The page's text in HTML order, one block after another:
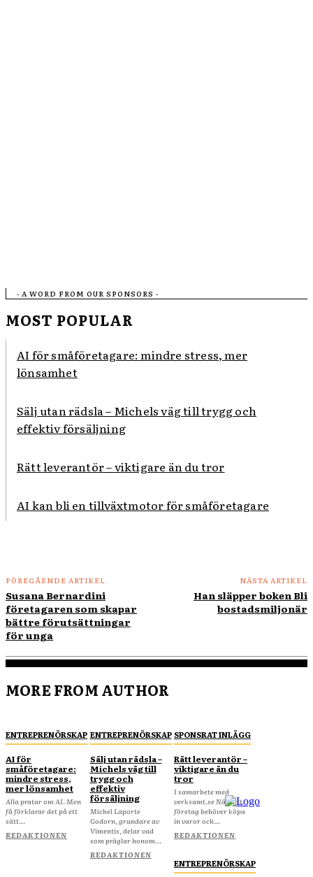
- A WORD FROM OUR SPONSORS -
MOST POPULAR
AI för småföretagare: mindre stress, mer
lönsamhet
Sälj utan rädsla – Michels väg till trygg och
effektiv försäljning
Rätt leverantör – viktigare än du tror
AI kan bli en tillväxtmotor för småföretagare
FÖREGÅENDE ARTIKEL
Susana Bernardini
företagaren som skapar
bättre förutsättningar
för unga
NÄSTA ARTIKEL
Han släpper boken Bli
bostadsmiljonär
MORE FROM AUTHOR
ENTREPRENÖRSKAP
AI för
småföretagare:
mindre stress,
mer lönsamhet
Alla pratar om AI. Men
få förklarar det på ett
sätt...
REDAKTIONEN
ENTREPRENÖRSKAP
Sälj utan rädsla –
Michels väg till
trygg och
effektiv
försäljning
Michel Laporte
Godorn, grundare av
Vimentis, delar vad
som präglar honom...
REDAKTIONEN
SPONSRAT INLÄGG
Rätt leverantör –
viktigare än du
tror
I samarbete med
verksamt.se När ditt
företag behöver köpa
in varor och...
REDAKTIONEN
ENTREPRENÖRSKAP